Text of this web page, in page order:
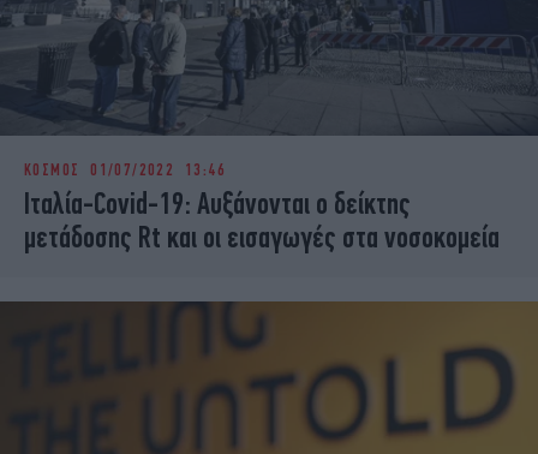
ΚΟΣΜΟΣ 01/07/2022 13:46
Ιταλία-Covid-19: Αυξάνονται ο δείκτης
μετάδοσης Rt και οι εισαγωγές στα νοσοκομεία